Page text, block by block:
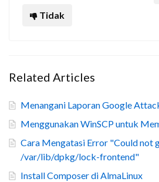
Tidak
Related Articles
Menangani Laporan Google
Menggunakan WinSCP untuk
Cara Mengatasi Error "Could not
/var/lib/dpkg/lock-frontend"
Install Composer di AlmaLinux